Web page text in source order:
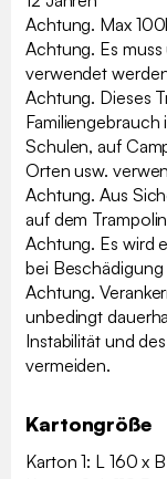
Achtung. Max
Achtung. Es
verwendet
Achtung. Dieses
Familiengebrauch
Schulen, auf
Orten usw.
Achtung. Aus
auf dem
Achtung. Es wird
bei
Achtung.
unbedingt
Instabilität und
vermeiden.
Kartongröße
Karton 1: L 160 x